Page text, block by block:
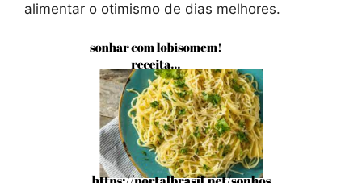
alimentar o otimismo de dias melhores.